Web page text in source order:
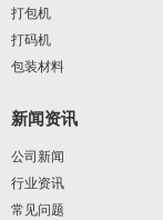
打包机
打码机
包装材料
新闻资讯
公司新闻
行业资讯
常见问题